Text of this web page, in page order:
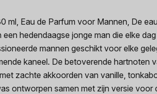
ml, Eau de Parfum voor Mannen, De
hedendaagse jonge man die elke
mannen geschikt voor elke
kaneel. De betoverende hartnoten
zachte akkoorden van vanille,
ontworpen samen met zijn versie